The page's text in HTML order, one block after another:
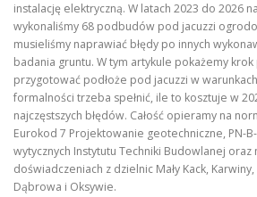
instalację elektryczną. W latach 2023 do 2026
wykonaliśmy 68 podbudów pod jacuzzi
musieliśmy naprawiać błędy po innych
badania gruntu. W tym artykule pokażemy
przygotować podłoże pod jacuzzi w
formalności trzeba spełnić, ile to kosztuje w
najczęstszych błędów. Całość opieramy na
Eurokod 7 Projektowanie geotechniczne, PN-
wytycznych Instytutu Techniki Budowlanej oraz
doświadczeniach z dzielnic Mały Kack,
Dąbrowa i Oksywie.